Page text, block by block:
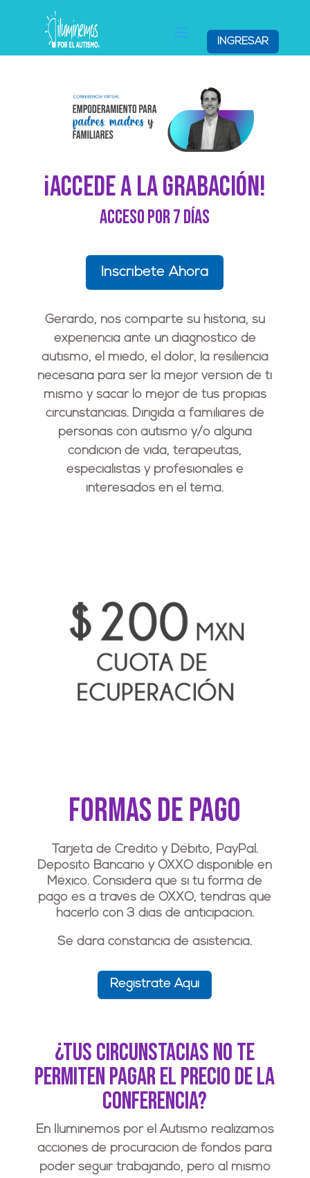
INGRESAR
¡Accede a la grabación!
acceso por 7 días
Inscríbete Ahora
Gerardo, nos comparte su historia, su
experiencia ante un diagnóstico de
autismo, el miedo, el dolor, la resiliencia
necesaria para ser la mejor versión de ti
mismo y sacar lo mejor de tus propias
circunstancias. Dirigida a familiares de
personas con autismo y/o alguna
condición de vida, terapeutas,
especialistas y profesionales e
interesados en el tema.
Formas de pago
Tarjeta de Crédito y Débito, PayPal.
Deposito Bancario y OXXO disponible en
México. Considera que si tu forma de
pago es a través de OXXO, tendrás que
hacerlo con 3 días de anticipación.
Se dará constancia de asistencia.
Regístrate Aquí
¿Tus circunstacias no te
permiten pagar el precio de la
Conferencia?
En Iluminemos por el Autismo realizamos
acciones de procuración de fondos para
poder seguir trabajando, pero al mismo